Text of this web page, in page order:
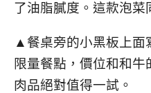
了油脂膩度。這款泡菜
▲餐桌旁的小黑板上面
限量餐點，價位和和
肉品絕對值得一試。